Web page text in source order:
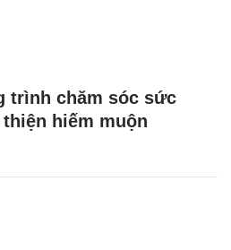
trình chăm sóc sức
hiếm muộn